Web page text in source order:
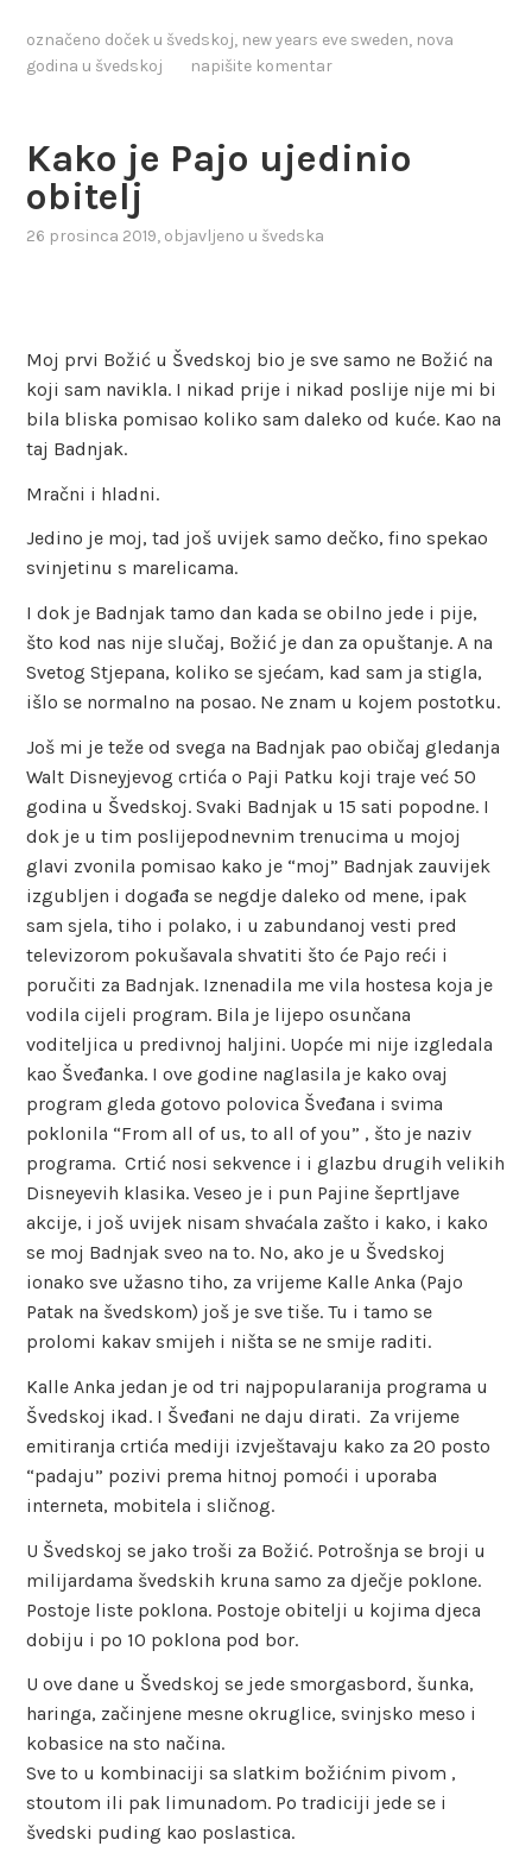
označeno doček u švedskoj, new years eve sweden, nova
godina u švedskoj
napišite komentar
Kako je Pajo ujedinio
obitelj
26 prosinca 2019, objavljeno u švedska
Moj prvi Božić u Švedskoj bio je sve samo ne Božić na
koji sam navikla. I nikad prije i nikad poslije nije mi bi
bila bliska pomisao koliko sam daleko od kuće. Kao na
taj Badnjak.
Mračni i hladni.
Jedino je moj, tad još uvijek samo dečko, fino spekao
svinjetinu s marelicama.
I dok je Badnjak tamo dan kada se obilno jede i pije,
što kod nas nije slučaj, Božić je dan za opuštanje. A na
Svetog Stjepana, koliko se sjećam, kad sam ja stigla,
išlo se normalno na posao. Ne znam u kojem postotku.
Još mi je teže od svega na Badnjak pao običaj gledanja
Walt Disneyjevog crtića o Paji Patku koji traje već 50
godina u Švedskoj. Svaki Badnjak u 15 sati popodne. I
dok je u tim poslijepodnevnim trenucima u mojoj
glavi zvonila pomisao kako je “moj” Badnjak zauvijek
izgubljen i događa se negdje daleko od mene, ipak
sam sjela, tiho i polako, i u zabundanoj vesti pred
televizorom pokušavala shvatiti što će Pajo reći i
poručiti za Badnjak. Iznenadila me vila hostesa koja je
vodila cijeli program. Bila je lijepo osunčana
voditeljica u predivnoj haljini. Uopće mi nije izgledala
kao Šveđanka. I ove godine naglasila je kako ovaj
program gleda gotovo polovica Šveđana i svima
poklonila “From all of us, to all of you” , što je naziv
programa. Crtić nosi sekvence i i glazbu drugih velikih
Disneyevih klasika. Veseo je i pun Pajine šeprtljave
akcije, i još uvijek nisam shvaćala zašto i kako, i kako
se moj Badnjak sveo na to. No, ako je u Švedskoj
ionako sve užasno tiho, za vrijeme Kalle Anka (Pajo
Patak na švedskom) još je sve tiše. Tu i tamo se
prolomi kakav smijeh i ništa se ne smije raditi.
Kalle Anka jedan je od tri najpopularanija programa u
Švedskoj ikad. I Šveđani ne daju dirati. Za vrijeme
emitiranja crtića mediji izvještavaju kako za 20 posto
“padaju” pozivi prema hitnoj pomoći i uporaba
interneta, mobitela i sličnog.
U Švedskoj se jako troši za Božić. Potrošnja se broji u
milijardama švedskih kruna samo za dječje poklone.
Postoje liste poklona. Postoje obitelji u kojima djeca
dobiju i po 10 poklona pod bor.
U ove dane u Švedskoj se jede smorgasbord, šunka,
haringa, začinjene mesne okruglice, svinjsko meso i
kobasice na sto načina.
Sve to u kombinaciji sa slatkim božićnim pivom ,
stoutom ili pak limunadom. Po tradiciji jede se i
švedski puding kao poslastica.